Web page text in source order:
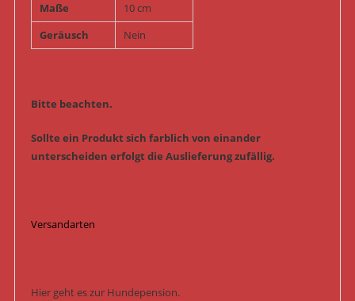
Maße
10 cm
Geräusch
Nein
Bitte beachten.
Sollte ein Produkt sich farblich von einander
unterscheiden erfolgt die Auslieferung zufällig.
Versandarten
Hier geht es zur Hundepension.